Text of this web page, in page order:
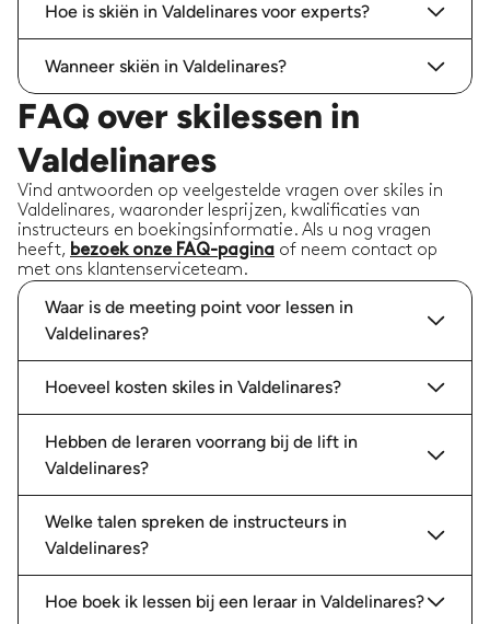
Hoe is skiën in Valdelinares voor experts?
Wanneer skiën in Valdelinares?
FAQ over skilessen in
Valdelinares
Vind antwoorden op veelgestelde vragen over skiles in
Valdelinares, waaronder lesprijzen, kwalificaties van
instructeurs en boekingsinformatie. Als u nog vragen
heeft, bezoek onze FAQ-pagina of neem contact op
met ons klantenserviceteam.
Waar is de meeting point voor lessen in
Valdelinares?
Hoeveel kosten skiles in Valdelinares?
Hebben de leraren voorrang bij de lift in
Valdelinares?
Welke talen spreken de instructeurs in
Valdelinares?
Hoe boek ik lessen bij een leraar in Valdelinares?